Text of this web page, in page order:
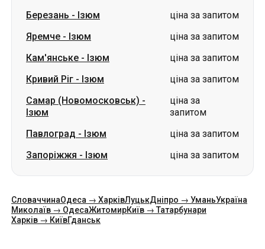
Березань - Ізюм
ціна за запитом
Яремче - Ізюм
ціна за запитом
Кам'янське - Ізюм
ціна за запитом
Кривий Ріг - Ізюм
ціна за запитом
Самар (Новомосковськ) -
Ізюм
ціна за
запитом
Павлоград - Ізюм
ціна за запитом
Запоріжжя - Ізюм ціна за запитом
СловаччинаОдеса → ХарківЛуцькДніпро → УманьУкраїна
Миколаїв → ОдесаЖитомирКиїв → Татарбунари
Харків → КиївГданськ